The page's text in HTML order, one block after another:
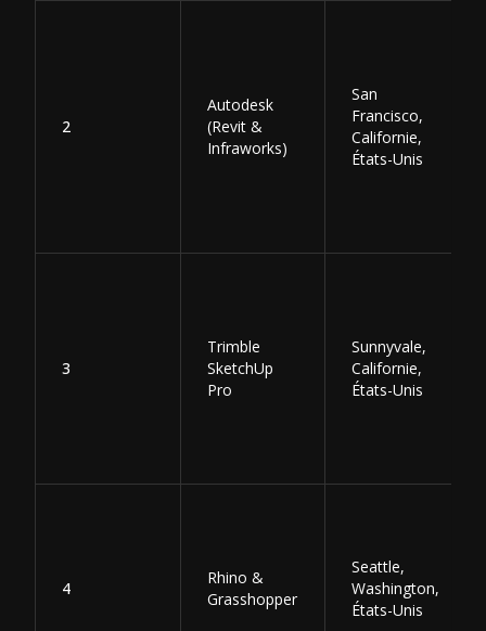
2
Autodesk
(Revit &
Infraworks)
San
Francisco,
Californie,
États-Unis
3
Trimble
SketchUp
Pro
Sunnyvale,
Californie,
États-Unis
4
Rhino &
Grasshopper
Seattle,
Washington,
États-Unis